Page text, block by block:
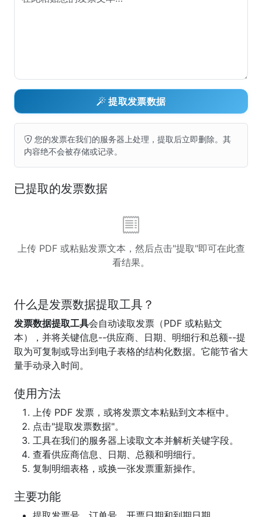
提取发票数据
您的发票在我们的服务器上处理，提取后立即删除。其
内容绝不会被存储或记录。
已提取的发票数据
上传 PDF 或粘贴发票文本，然后点击"提取"即可在此查
看结果。
什么是发票数据提取工具？
发票数据提取工具会自动读取发票（PDF 或粘贴文
本），并将关键信息--供应商、日期、明细行和总额--提
取为可复制或导出到电子表格的结构化数据。它能节省大
量手动录入时间。
使用方法
上传 PDF 发票，或将发票文本粘贴到文本框中。
点击"提取发票数据"。
工具在我们的服务器上读取文本并解析关键字段。
查看供应商信息、日期、总额和明细行。
复制明细表格，或换一张发票重新操作。
主要功能